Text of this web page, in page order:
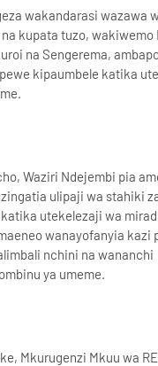
wakandarasi wazawa
kupata tuzo, wakiwemo
na Sengerema,
kipaumbele katika
Waziri Ndejembi pia
ulipaji wa stahiki
utekelezaji wa
wanayofanyia kazi
nchini na
ya umeme.
Mkurugenzi Mkuu wa